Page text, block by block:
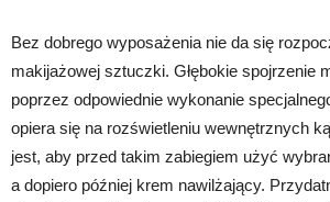
Bez dobrego wyposażenia nie da się
makijażowej sztuczki. Głębokie spojrzenie
poprzez odpowiednie wykonanie
opiera się na rozświetleniu wewnętrznych
jest, aby przed takim zabiegiem użyć
a dopiero później krem nawilżający.